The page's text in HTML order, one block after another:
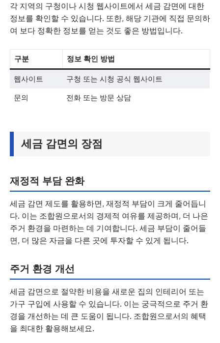
각 지역의 구청이나 시청 웹사이트에서 세금 감면에 대한
정보를 확인할 수 있습니다. 또한, 해당 기관에 직접 문의하
여 보다 정확한 정보를 얻는 것도 좋은 방법입니다.
구분 정보 확인 방법
웹사이트 구청 또는 시청 공식 웹사이트
문의 전화 또는 방문 상담
세금 감면의 장점
재정적 부담 완화
세금 감면 제도를 활용하면, 재정적 부담이 크게 줄어듭니
다. 이는 조합원으로서의 경제적 여유를 제공하며, 더 나은
주거 환경을 마련하는 데 기여합니다. 세금 부담이 줄어들
면, 더 많은 자금을 다른 곳에 투자할 수 있게 됩니다.
주거 환경 개선
세금 감면으로 절약한 비용을 새로운 집의 인테리어 또는
가구 구입에 사용할 수 있습니다. 이는 궁극적으로 주거 환
경을 개선하는 데 큰 도움이 됩니다. 조합원으로서의 혜택
을 최대한 활용해보세요.